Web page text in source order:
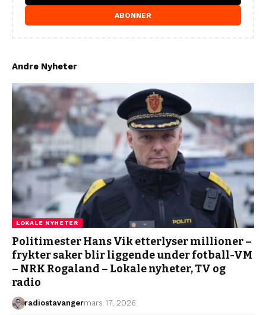
ABONNER
Andre Nyheter
LOKALE NYHETER
Politimester Hans Vik etterlyser millioner –
frykter saker blir liggende under fotball-VM
– NRK Rogaland – Lokale nyheter, TV og
radio
radiostavangermars 17, 2026